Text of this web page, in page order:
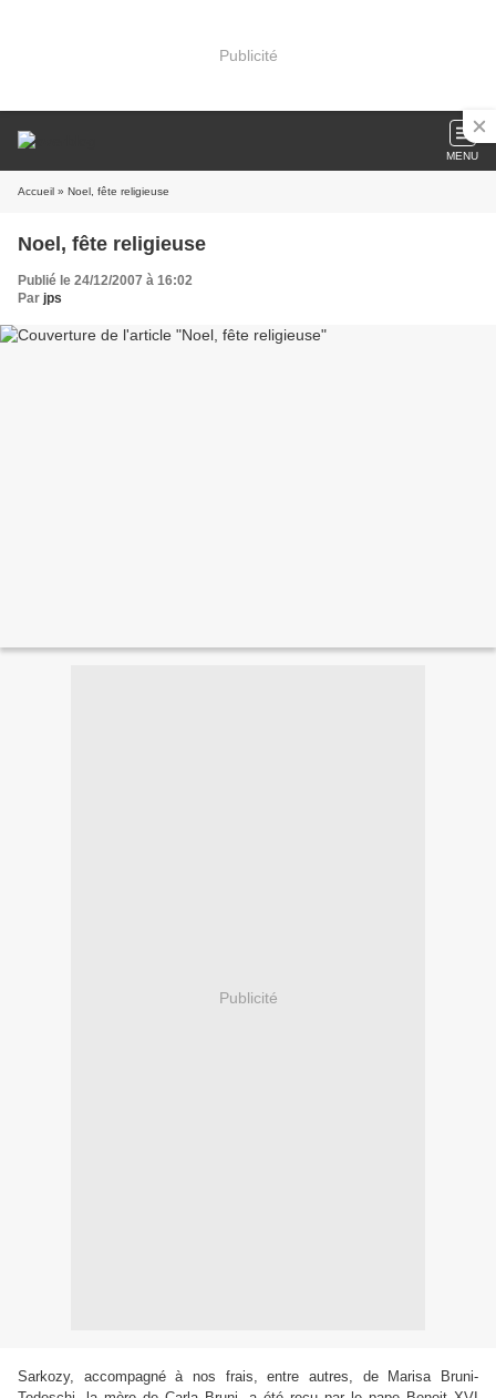
Publicité
MENU
Accueil » Noel, fête religieuse
Noel, fête religieuse
Publié le 24/12/2007 à 16:02
Par jps
Publicité
Sarkozy, accompagné à nos frais, entre autres, de Marisa Bruni-